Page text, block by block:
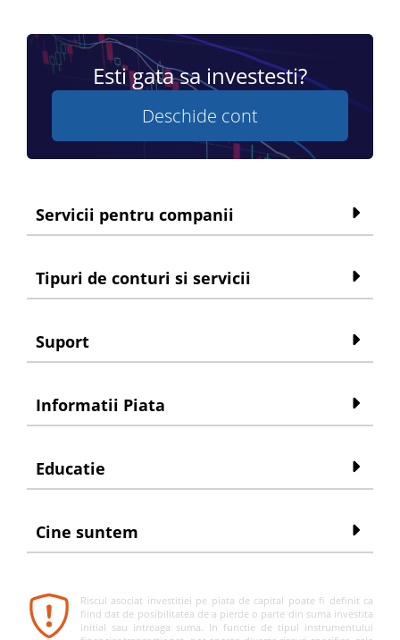
Esti gata sa investesti?
Deschide cont
Servicii pentru companii
Tipuri de conturi si servicii
Suport
Informatii Piata
Educatie
Cine suntem
Riscul asociat investitiei pe piata de capital poate fi definit ca
fiind dat de posibilitatea de a pierde o parte din suma investita
initial sau intreaga suma. In functie de tipul instrumentului